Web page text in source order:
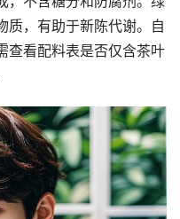
质，有助于新陈代谢。自
查看配料表是否仅含茶叶